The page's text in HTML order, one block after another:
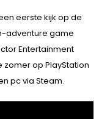
eerste kijk op de
adventure game
Entertainment
op PlayStation
pc via Steam.